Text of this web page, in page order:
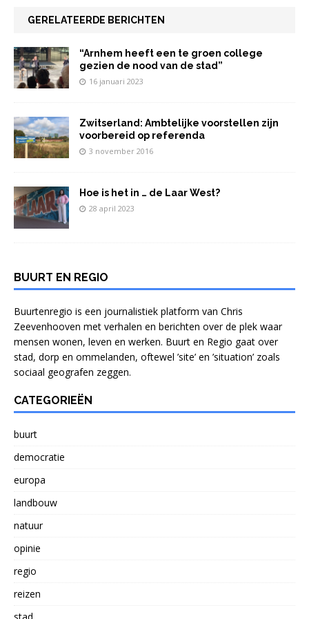
GERELATEERDE BERICHTEN
“Arnhem heeft een te groen college
gezien de nood van de stad”
16 januari 2023
Zwitserland: Ambtelijke voorstellen zijn
voorbereid op referenda
3 november 2016
Hoe is het in … de Laar West?
28 april 2023
BUURT EN REGIO
Buurtenregio is een journalistiek platform van Chris
Zeevenhooven met verhalen en berichten over de plek waar
mensen wonen, leven en werken. Buurt en Regio gaat over
stad, dorp en ommelanden, oftewel ’site’ en ’situation’ zoals
sociaal geografen zeggen.
CATEGORIEËN
buurt
democratie
europa
landbouw
natuur
opinie
regio
reizen
stad